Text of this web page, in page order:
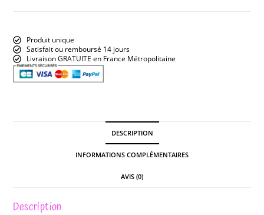
Produit unique
Satisfait ou remboursé 14 jours
Livraison GRATUITE en France Métropolitaine
DESCRIPTION
INFORMATIONS COMPLÉMENTAIRES
AVIS (0)
Description